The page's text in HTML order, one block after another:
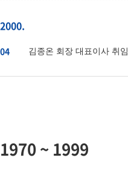
2000.
04 김종온 회장 대표이사 취임
1970 ~ 1999